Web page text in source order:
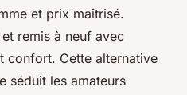
et prix maîtrisé.
remis à neuf avec
confort. Cette alternative
séduit les amateurs